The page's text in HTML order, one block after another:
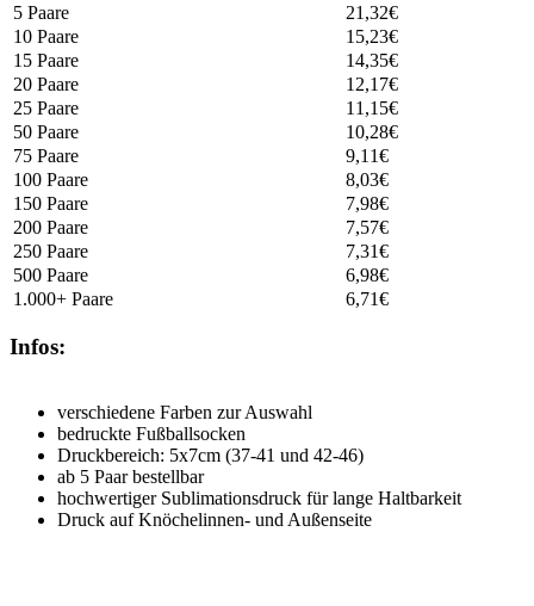
5 Paare 21,32€
10 Paare
15,23€
15 Paare
14,35€
20 Paare
12,17€
25 Paare
11,15€
50 Paare
10,28€
75 Paare
9,11€
100 Paare
8,03€
150 Paare
7,98€
200 Paare
7,57€
250 Paare
7,31€
500 Paare
6,98€
1.000+ Paare
6,71€
Infos:
verschiedene Farben zur Auswahl
bedruckte Fußballsocken
Druckbereich: 5x7cm (37-41 und 42-46)
ab 5 Paar bestellbar
hochwertiger Sublimationsdruck für lange Haltbarkeit
Druck auf Knöchelinnen- und Außenseite